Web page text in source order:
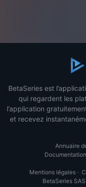
BetaSeries est
qui regardent les
l’application
et recevez
Annuaire
Mentions légales ·
BetaSeries SAS